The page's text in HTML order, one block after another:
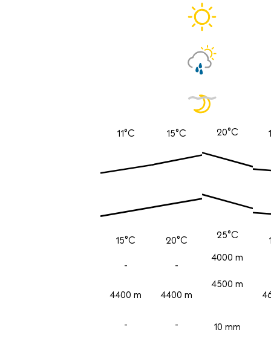
11°C
15°C
-
4400 m
-
15°C
20°C
-
4400 m
-
20°C
25°C
4000 m
4500 m
10 mm